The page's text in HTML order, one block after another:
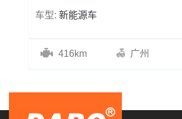
车型: 新能源车
416km 广州